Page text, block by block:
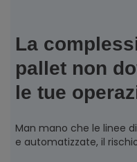
La
pallet non
le tue
Man mano che le linee
e automatizzate, il